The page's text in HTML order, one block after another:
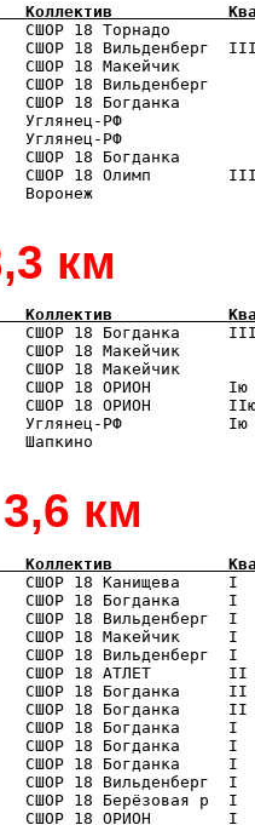
Квал
18 Торнадо
СШОР 18 Вильденберг
СШОР 18 Макейчик
СШОР 18 Вильденберг
СШОР 18 Богданка
Углянец-РФ
Углянец-РФ
СШОР 18 Богданка
СШОР 18 Олимп
Воронеж
км
Квал
СШОР 18 Богданка
СШОР 18 Макейчик
СШОР 18 Макейчик
СШОР 18 ОРИОН
СШОР 18 ОРИОН
Углянец-РФ
Шапкино
км
Квал
СШОР 18 Канищева
СШОР 18 Богданка
СШОР 18 Вильденберг
СШОР 18 Макейчик
СШОР 18 Вильденберг
СШОР 18 АТЛЕТ
СШОР 18 Богданка
СШОР 18 Богданка
СШОР 18 Богданка
СШОР 18 Богданка
СШОР 18 Богданка
СШОР 18 Вильденберг
СШОР 18 Берёзовая р
СШОР 18 ОРИОН